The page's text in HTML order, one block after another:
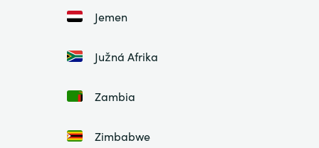
Jemen
Južná Afrika
Zambia
Zimbabwe